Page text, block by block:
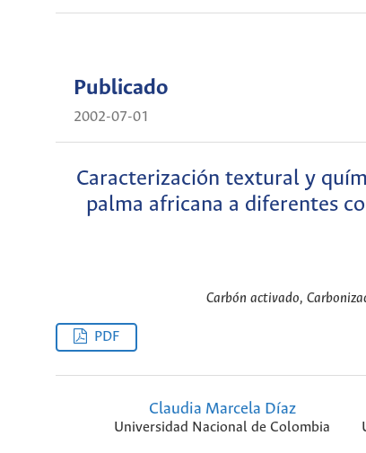
Publicado
2002-07-01
Caracterización textural y
palma africana a diferentes
Carbón activado,
PDF
Claudia Marcela Díaz
Universidad Nacional de Colombia